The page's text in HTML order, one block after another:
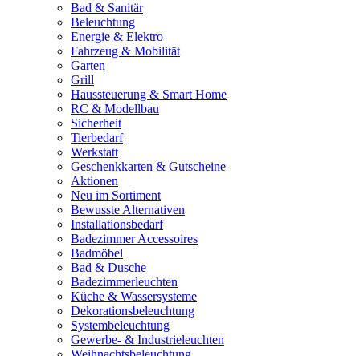
Bad & Sanitär
Beleuchtung
Energie & Elektro
Fahrzeug & Mobilität
Garten
Grill
Haussteuerung & Smart Home
RC & Modellbau
Sicherheit
Tierbedarf
Werkstatt
Geschenkkarten & Gutscheine
Aktionen
Neu im Sortiment
Bewusste Alternativen
Installationsbedarf
Badezimmer Accessoires
Badmöbel
Bad & Dusche
Badezimmerleuchten
Küche & Wassersysteme
Dekorationsbeleuchtung
Systembeleuchtung
Gewerbe- & Industrieleuchten